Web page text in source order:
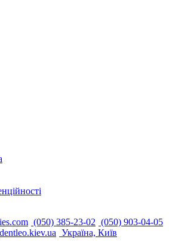
(050) 385-23-02 (050) 903-04-05
Україна, Київ